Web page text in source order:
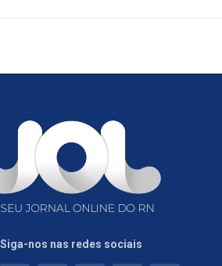
Siga-nos nas redes sociais